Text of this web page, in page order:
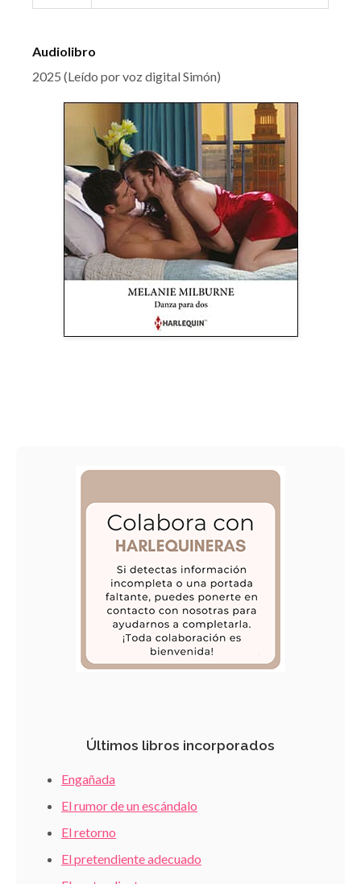
Audiolibro
2025 (Leído por voz digital Simón)
Últimos libros incorporados
Engañada
El rumor de un escándalo
El retorno
El pretendiente adecuado